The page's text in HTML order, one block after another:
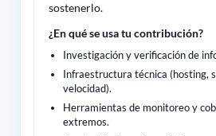
sostenerlo.
¿En qué se usa tu contribución?
Investigación y verificación de
Infraestructura técnica (hosting,
velocidad).
Herramientas de monitoreo y
extremos.